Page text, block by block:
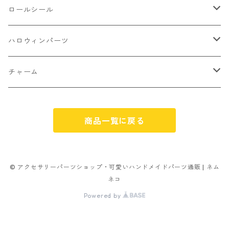
パン
ゼリー
ミニパーツ ネイル
雑貨系
シーズン系
ソロバン型
アルファベット
単文字
スマイル
フラワー お花
不透明タイプ
ミックスタイプ
4㎜
10㎜
ボールチップ
ピアスパーツ
ヘアーパーツ
カニカン
プラチャーム
デコパーツ 貼り付けパーツ
OPP袋
アクリルビーズ
フレークシュガー
ロールシール
サンキュー
クリスマス
フレークシュガー
ハロウィンパーツ
おばけ
チャーム
アルファベット
商品一覧に戻る
© アクセサリーパーツショップ・可愛いハンドメイドパーツ通販 | ネム
ネコ
Powered by